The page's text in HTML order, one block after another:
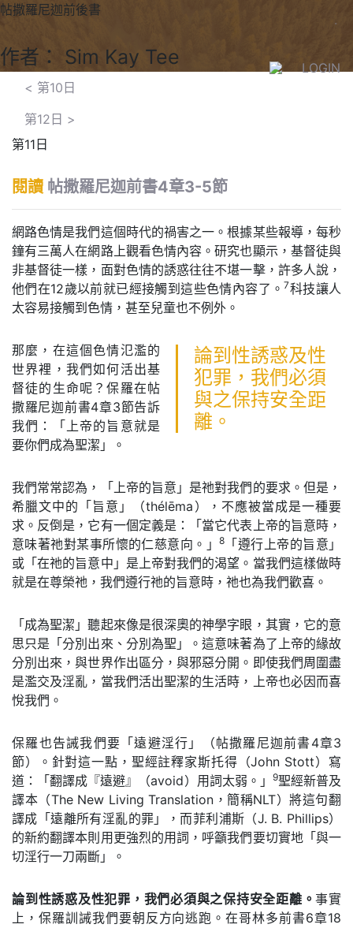
LOGIN
帖撒羅尼迦前後書
作者： Sim Kay Tee
< 第10日
第12日 >
第11日
閱讀 帖撒羅尼迦前書4章3-5節
網路色情是我們這個時代的禍害之一。根據某些報導，每秒
鐘有三萬人在網路上觀看色情內容。研究也顯示，基督徒與
非基督徒一樣，面對色情的誘惑往往不堪一擊，許多人說，
他們在12歲以前就已經接觸到這些色情內容了。 7科技讓人
太容易接觸到色情，甚至兒童也不例外。
論到性誘惑及性
犯罪，我們必須
與之保持安全距
離。
那麼，在這個色情氾濫的
世界裡，我們如何活出基
督徒的生命呢？保羅在帖
撒羅尼迦前書4章3節告訴
我們：「上帝的旨意就是
要你們成為聖潔」。
我們常常認為，「上帝的旨意」是祂對我們的要求。但是，
希臘文中的「旨意」（thélēma），不應被當成是一種要
求。反倒是，它有一個定義是：「當它代表上帝的旨意時，
意味著祂對某事所懷的仁慈意向。」8
「遵行上帝的旨意」
或「在祂的旨意中」是上帝對我們的渴望。當我們這樣做時
就是在尊榮祂，我們遵行祂的旨意時，祂也為我們歡喜。
「成為聖潔」聽起來像是很深奧的神學字眼，其實，它的意
思只是「分別出來、分別為聖」。這意味著為了上帝的緣故
分別出來，與世界作出區分，與邪惡分開。即使我們周圍盡
是濫交及淫亂，當我們活出聖潔的生活時，上帝也必因而喜
悅我們。
保羅也告誡我們要「遠避淫行」（帖撒羅尼迦前書4章3
節）。針對這一點，聖經註釋家斯托得（John Stott）寫
道：「翻譯成『遠避』（avoid）用詞太弱。」
9聖經新普及
譯本（The New Living Translation，簡稱NLT）將這句翻
譯成「遠離所有淫亂的罪」，而菲利浦斯（J. B. Phillips）
的新約翻譯本則用更強烈的用詞，呼籲我們要切實地「與一
切淫行一刀兩斷」。
論到性誘惑及性犯罪，我們必須與之保持安全距離。事實
上，保羅訓誡我們要朝反方向逃跑。在哥林多前書6章18